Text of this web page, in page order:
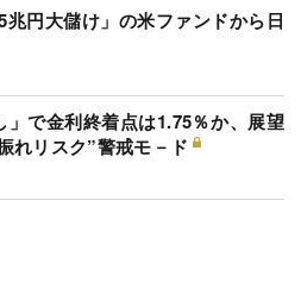
円大儲け」の米ファンドから日
で金利終着点は1.75％か、展望
れリスク”警戒モ－ド